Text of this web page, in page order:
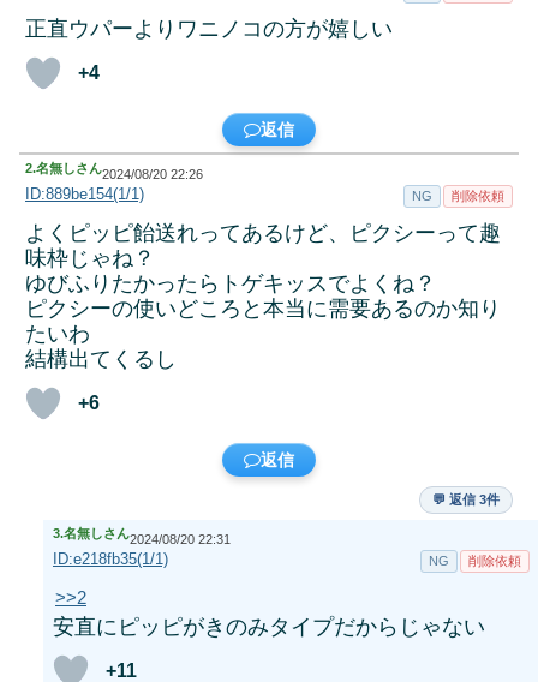
正直ウパーよりワニノコの方が嬉しい
+4
返信
2.名無しさん2024/08/20 22:26
ID:889be154(1/1) NG 削除依頼
よくピッピ飴送れってあるけど、ピクシーって趣
味枠じゃね？
ゆびふりたかったらトゲキッスでよくね？
ピクシーの使いどころと本当に需要あるのか知り
たいわ
結構出てくるし
+6
返信
💬 返信 3件
3.名無しさん2024/08/20 22:31
ID:e218fb35(1/1) NG 削除依頼
>>2
安直にピッピがきのみタイプだからじゃない
+11